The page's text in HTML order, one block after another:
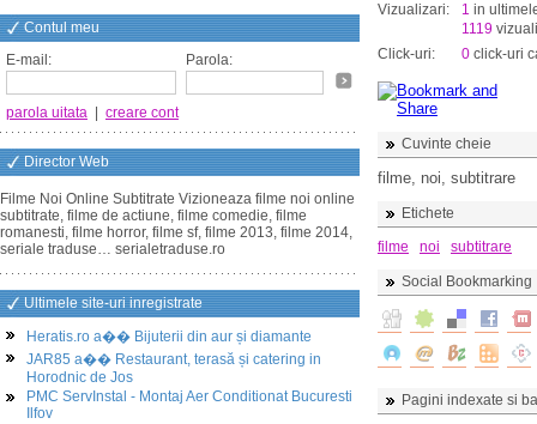
Contul meu
E-mail:
Parola:
parola uitata creare cont
Director Web
Filme Noi Online Subtitrate Vizioneaza filme noi online
subtitrate, filme de actiune, filme comedie, filme
romanesti, filme horror, filme sf, filme 2013, filme 2014,
seriale traduse… serialetraduse.ro
Ultimele site-uri inregistrate
Heratis.ro a�� Bijuterii din aur și diamante
JAR85 a�� Restaurant, terasă și catering in
Horodnic de Jos
PMC ServInstal - Montaj Aer Conditionat Bucuresti
Ilfov
Vizualizari:
1 in
1119
Click-uri:
0 click-uri
Cuvinte cheie
filme, noi, subtitrare
Etichete
filme
noi subtitrare
Social Bookmarking
Pagini indexate si